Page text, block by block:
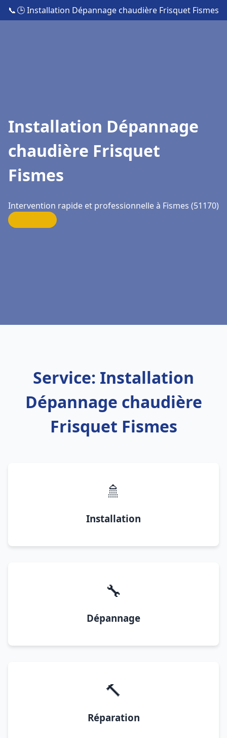
📞🕒 Installation Dépannage chaudière Frisquet Fismes
Installation Dépannage
chaudière Frisquet
Fismes
Intervention rapide et professionnelle à Fismes (51170)
Service: Installation
Dépannage chaudière
Frisquet Fismes
🚿
Installation
🔧
Dépannage
🔨
Réparation